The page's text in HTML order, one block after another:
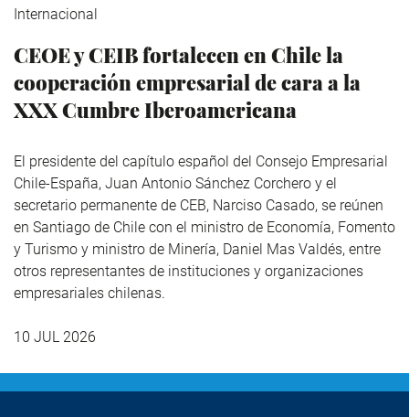
Internacional
CEOE y CEIB fortalecen en Chile la
cooperación empresarial de cara a la
XXX Cumbre Iberoamericana
El presidente del capítulo español del Consejo Empresarial
Chile-España, Juan Antonio Sánchez Corchero y el
secretario permanente de CEB, Narciso Casado, se reúnen
en Santiago de Chile con el ministro de Economía, Fomento
y Turismo y ministro de Minería, Daniel Mas Valdés, entre
otros representantes de instituciones y organizaciones
empresariales chilenas.
10 JUL 2026